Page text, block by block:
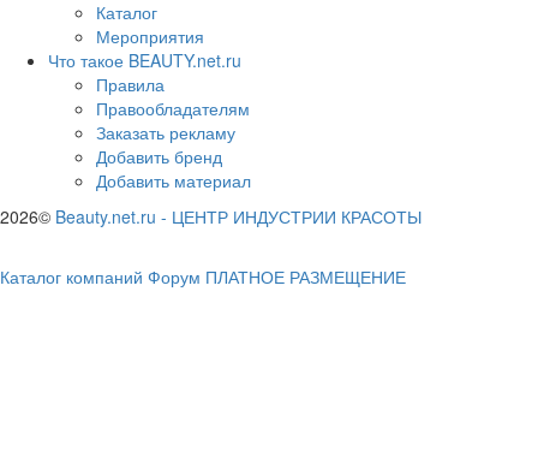
Каталог
Мероприятия
Что такое BEAUTY.net.ru
Правила
Правообладателям
Заказать рекламу
Добавить бренд
Добавить материал
2026© Beauty.net.ru - ЦЕНТР ИНДУСТРИИ КРАСОТЫ
Каталог компаний Форум ПЛАТНОЕ РАЗМЕЩЕНИЕ